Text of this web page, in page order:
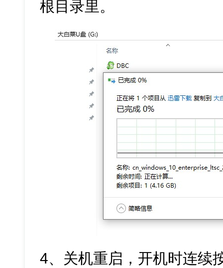
根目录里。
4、关机重启，开机时连续